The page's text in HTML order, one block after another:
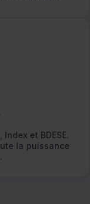
et BDESE.
la puissance